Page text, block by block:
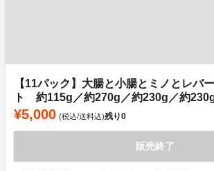
【11パック】大腸と小腸とミノとレバ
ト 約115g／約270g／約230g／約
¥5,000 (税込/送料込)残り0
販売終了